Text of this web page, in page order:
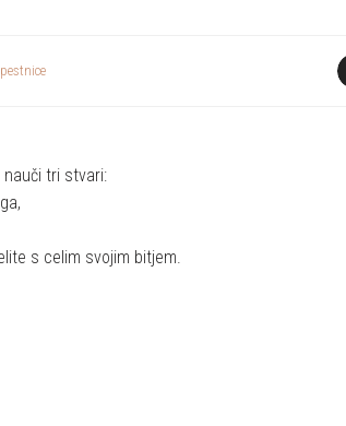
nauči tri stvari:
s celim svojim bitjem.